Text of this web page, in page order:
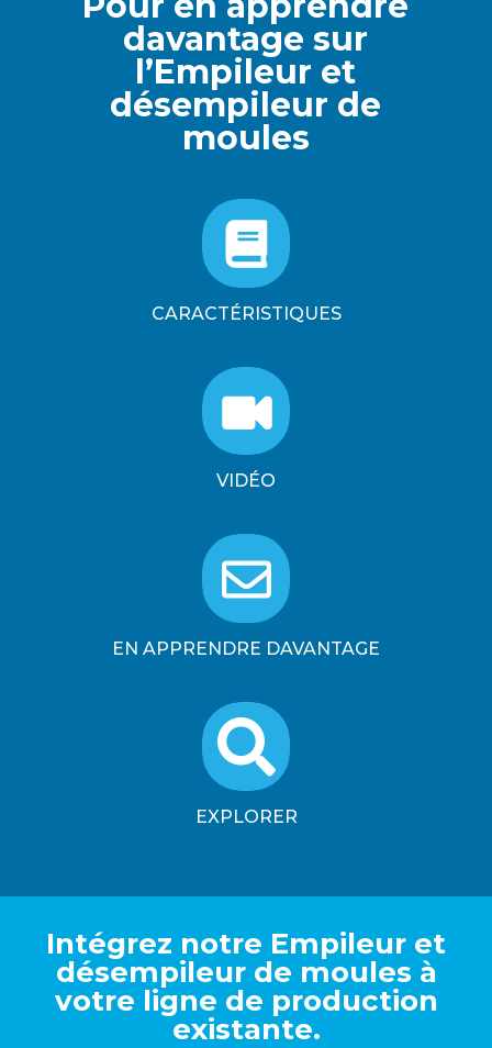
davantage sur
l’Empileur et
désempileur de
moules
CARACTÉRISTIQUES
VIDÉO
EN APPRENDRE DAVANTAGE
EXPLORER
Intégrez notre Empileur et
désempileur de moules à
votre ligne de production
existante.